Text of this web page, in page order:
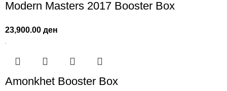
Modern Masters 2017 Booster Box
23,900.00ден
Amonkhet Booster Box